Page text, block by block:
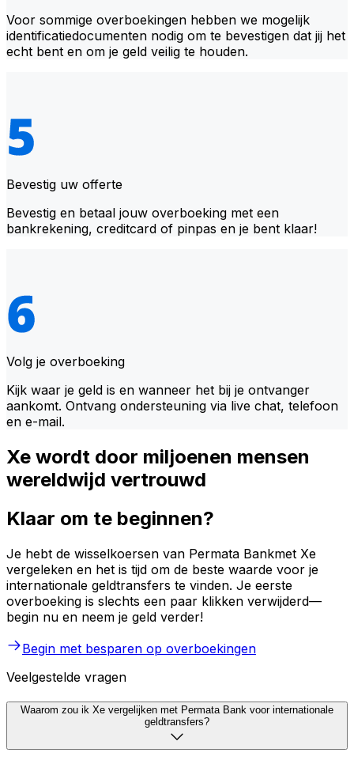
Voor sommige overboekingen hebben we mogelijk
identificatiedocumenten nodig om te bevestigen dat jij het
echt bent en om je geld veilig te houden.
Bevestig uw offerte
Bevestig en betaal jouw overboeking met een
bankrekening, creditcard of pinpas en je bent klaar!
Volg je overboeking
Kijk waar je geld is en wanneer het bij je ontvanger
aankomt. Ontvang ondersteuning via live chat, telefoon
en e-mail.
Xe wordt door miljoenen mensen
wereldwijd vertrouwd
Klaar om te beginnen?
Je hebt de wisselkoersen van Permata Bankmet Xe
vergeleken en het is tijd om de beste waarde voor je
internationale geldtransfers te vinden. Je eerste
overboeking is slechts een paar klikken verwijderd—
begin nu en neem je geld verder!
Begin met besparen op overboekingen
Veelgestelde vragen
Waarom zou ik Xe vergelijken met Permata Bank voor internationale
geldtransfers?